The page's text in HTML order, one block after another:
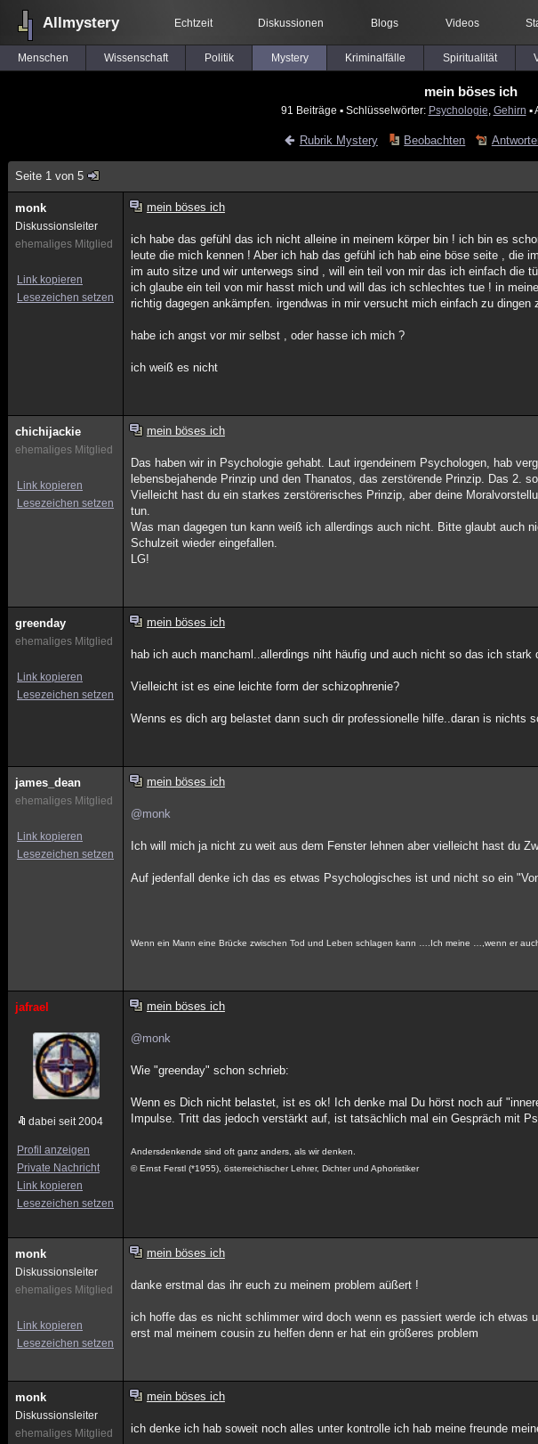
Allmystery Echtzeit Diskussionen Blogs Videos
Menschen Wissenschaft Politik Mystery Kriminalfälle Spiritualität
mein böses ich
91 Beiträge ▪ Schlüsselwörter: Psychologie Gehirn ▪
Rubrik Mystery Beobachten
Seite 1 von 5
monk
Diskussionsleiter
ehemaliges Mitglied
Link kopieren
Lesezeichen setzen
mein böses ich
ich habe das gefühl das ich nicht alleine in meinem körper bin ! ich bin es
leute die mich kennen ! Aber ich hab das gefühl ich hab eine böse seite , die
im auto sitze und wir unterwegs sind , will ein teil von mir das ich einfach die
ich glaube ein teil von mir hasst mich und will das ich schlechtes tue ! in
richtig dagegen ankämpfen. irgendwas in mir versucht mich einfach zu dingen
habe ich angst vor mir selbst , oder hasse ich mich ?
ich weiß es nicht
chichijackie
ehemaliges Mitglied
Link kopieren
Lesezeichen setzen
mein böses ich
Das haben wir in Psychologie gehabt. Laut irgendeinem Psychologen, hab
lebensbejahende Prinzip und den Thanatos, das zerstörende Prinzip. Das 2.
Vielleicht hast du ein starkes zerstörerisches Prinzip, aber deine
tun.
Was man dagegen tun kann weiß ich allerdings auch nicht. Bitte glaubt auch
Schulzeit wieder eingefallen.
LG!
greenday
ehemaliges Mitglied
Link kopieren
Lesezeichen setzen
mein böses ich
hab ich auch manchaml..allerdings niht häufig und auch nicht so das ich stark
Vielleicht ist es eine leichte form der schizophrenie?
Wenns es dich arg belastet dann such dir professionelle hilfe..daran is nichts
james_dean
ehemaliges Mitglied
Link kopieren
Lesezeichen setzen
mein böses ich
@monk
Ich will mich ja nicht zu weit aus dem Fenster lehnen aber vielleicht hast du
Auf jedenfall denke ich das es etwas Psychologisches ist und nicht so ein
Wenn ein Mann eine Brücke zwischen Tod und Leben schlagen kann ….Ich meine …,wenn er
jafrael
dabei seit 2004
Profil anzeigen
Private Nachricht
Link kopieren
Lesezeichen setzen
mein böses ich
@monk
Wie "greenday" schon schrieb:
Wenn es Dich nicht belastet, ist es ok! Ich denke mal Du hörst noch auf
Impulse. Tritt das jedoch verstärkt auf, ist tatsächlich mal ein Gespräch mit
Andersdenkende sind oft ganz anders, als wir denken.
© Ernst Ferstl (*1955), österreichischer Lehrer, Dichter und Aphoristiker
monk
Diskussionsleiter
ehemaliges Mitglied
Link kopieren
Lesezeichen setzen
mein böses ich
danke erstmal das ihr euch zu meinem problem aüßert !
ich hoffe das es nicht schlimmer wird doch wenn es passiert werde ich
erst mal meinem cousin zu helfen denn er hat ein größeres problem
monk
Diskussionsleiter
ehemaliges Mitglied
mein böses ich
ich denke ich hab soweit noch alles unter kontrolle ich hab meine freunde